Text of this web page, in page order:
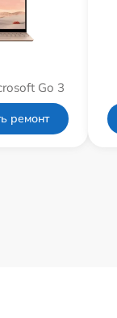
Go 3
ремонт